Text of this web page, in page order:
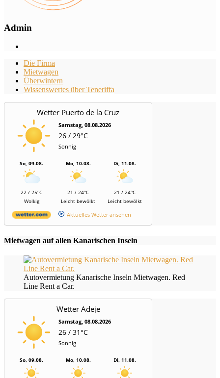
Admin
Die Firma
Mietwagen
Überwintern
Wissenswertes über Teneriffa
Wetter Puerto de la Cruz
Samstag, 08.08.2026
26 / 29°C
Sonnig
So, 09.08.
22 / 25°C
Wolkig
Mo, 10.08.
21 / 24°C
Leicht bewölkt
Di, 11.08.
21 / 24°C
Leicht bewölkt
Aktuelles Wetter ansehen
Mietwagen auf allen Kanarischen Inseln
Autovermietung Kanarische Inseln Mietwagen. Red
Line Rent a Car.
Wetter Adeje
Samstag, 08.08.2026
26 / 31°C
Sonnig
So, 09.08. Mo, 10.08. Di, 11.08.